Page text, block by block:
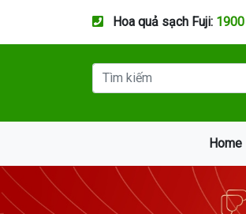
Hoa quả sạch Fuji:
Home